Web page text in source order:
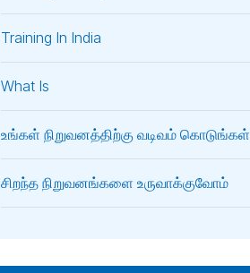
Training In India
What Is
உங்கள் நிறுவனத்திற்கு வடிவம் கொடுங்கள்
சிறந்த நிறுவனங்களை உருவாக்குவோம்